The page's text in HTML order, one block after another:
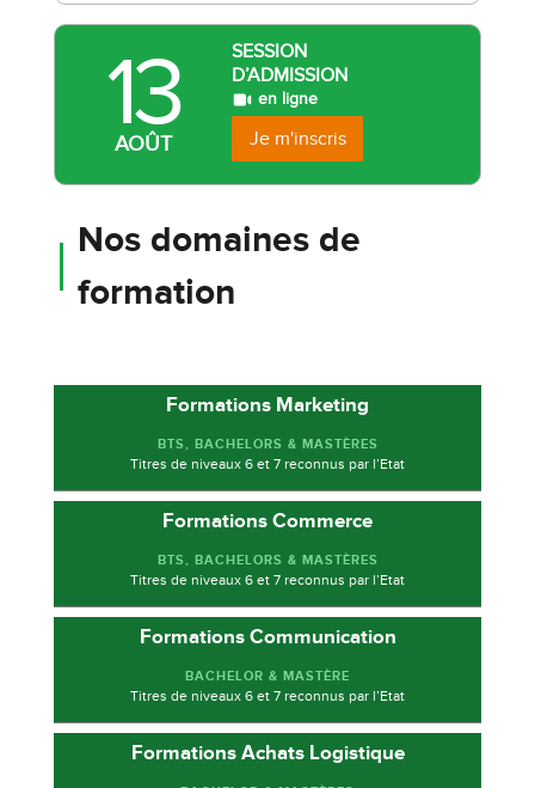
13
AOÛT
SESSION
D’ADMISSION
en ligne
Je m'inscris
Nos domaines de
formation
Formations Marketing
BTS, BACHELORS & MASTÈRES
Titres de niveaux 6 et 7 reconnus par l’Etat
Découvrir les formations
Formations Commerce
BTS, BACHELORS & MASTÈRES
Titres de niveaux 6 et 7 reconnus par l’Etat
Découvrir les formations
Formations Communication
BACHELOR & MASTÈRE
Titres de niveaux 6 et 7 reconnus par l’Etat
Formations Achats Logistique